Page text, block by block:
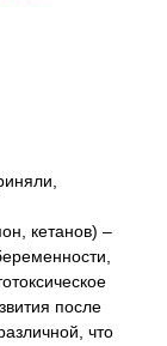
кетанов) –
после
что